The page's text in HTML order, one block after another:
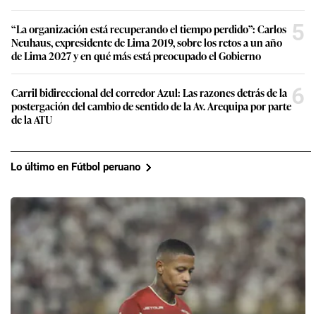
“La organización está recuperando el tiempo perdido”: Carlos
Neuhaus, expresidente de Lima 2019, sobre los retos a un año
de Lima 2027 y en qué más está preocupado el Gobierno
5
Carril bidireccional del corredor Azul: Las razones detrás de la
postergación del cambio de sentido de la Av. Arequipa por parte
de la ATU
6
Lo último en Fútbol peruano